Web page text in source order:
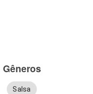
Gêneros
Salsa